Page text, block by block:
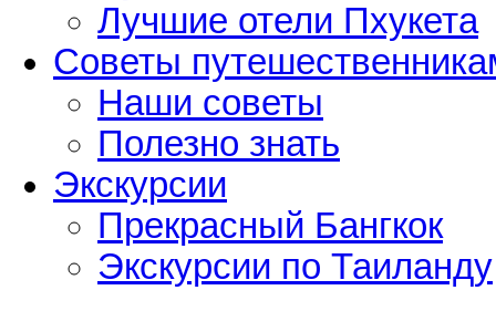
Лучшие отели Пхукета
Советы
Наши советы
Полезно знать
Экскурсии
Прекрасный Бангкок
Экскурсии по Таиланду